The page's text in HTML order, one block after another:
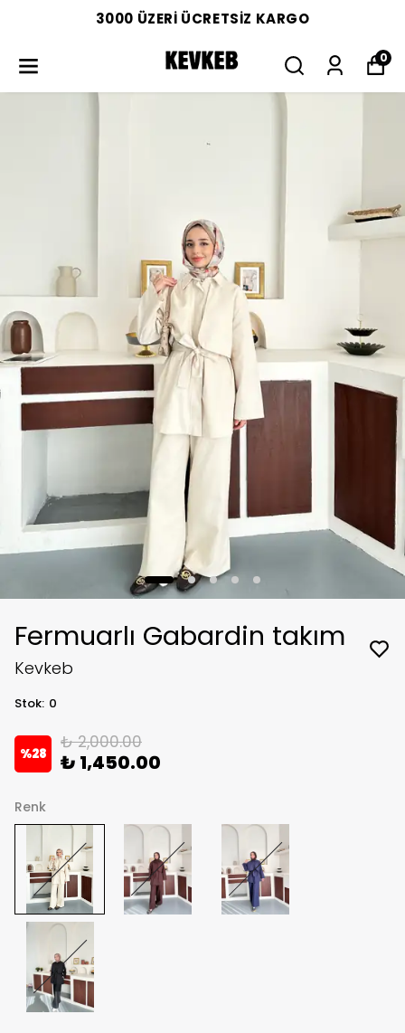
3000 ÜZERİ ÜCRETSİZ KARGO
0
Fermuarlı Gabardin takım
Kevkeb
Stok: 0
%28
₺ 2,000.00
₺ 1,450.00
Renk